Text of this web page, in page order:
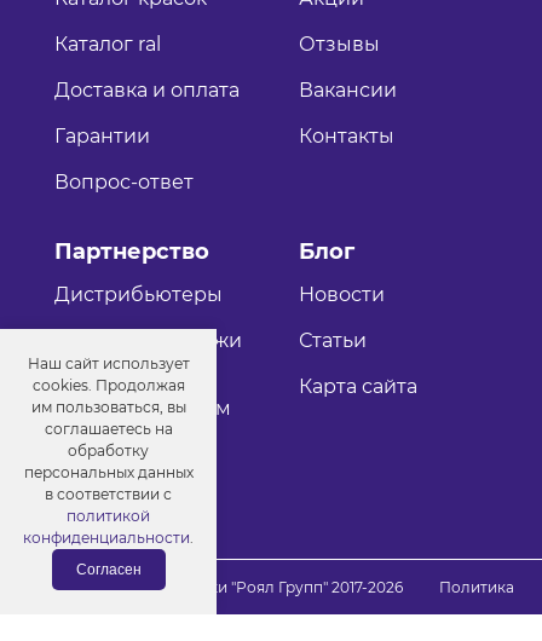
Каталог ral
Доставка и оплата
Гарантии
Вопрос-ответ
Отзывы
Вакансии
Контакты
Партнерство
Дистрибьютеры
Оптовые продажи
Как стать
дистрибьютером
Блог
Новости
Статьи
Карта сайта
© Порошковые краски "Роял Групп" 2017-2026
Политика
конфиденциальности
Наш сайт использует
cookies. Продолжая
им пользоваться, вы
соглашаетесь на
обработку
персональных данных
в соответствии с
политикой
конфиденциальности.
Согласен